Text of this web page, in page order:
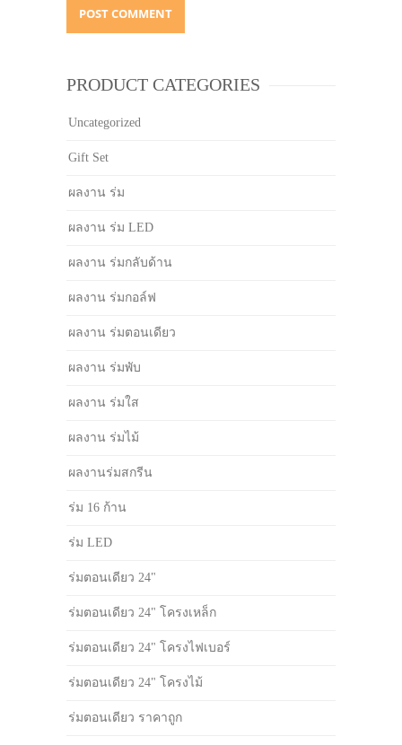
PRODUCT CATEGORIES
Uncategorized
Gift Set
ผลงาน ร่ม
ผลงาน ร่ม LED
ผลงาน ร่มกลับด้าน
ผลงาน ร่มกอล์ฟ
ผลงาน ร่มตอนเดียว
ผลงาน ร่มพับ
ผลงาน ร่มใส
ผลงาน ร่มไม้
ผลงานร่มสกรีน
ร่ม 16 ก้าน
ร่ม LED
ร่มตอนเดียว 24"
ร่มตอนเดียว 24" โครงเหล็ก
ร่มตอนเดียว 24" โครงไฟเบอร์
ร่มตอนเดียว 24" โครงไม้
ร่มตอนเดียว ราคาถูก